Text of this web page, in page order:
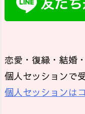
恋愛・復縁・結婚
個人セッションで
個人セッションは